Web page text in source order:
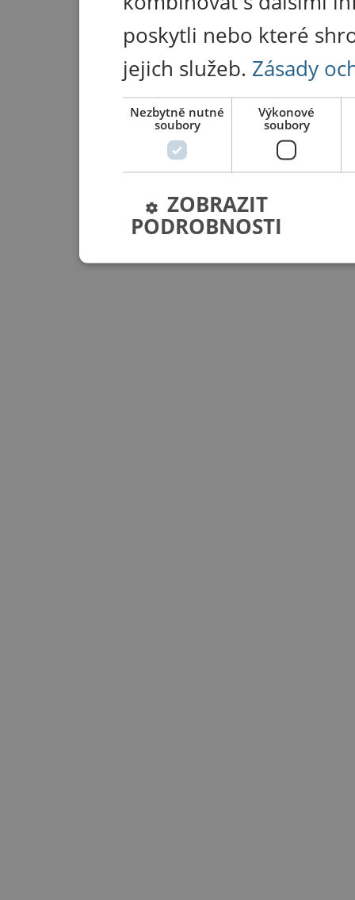
poskytli nebo které
jejich služeb. Zásady
Nezbytně nutné
soubory
Výkonové
soubory
ZOBRAZIT
PODROBNOSTI